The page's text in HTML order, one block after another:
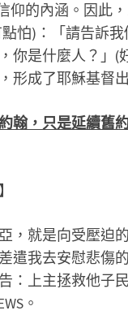
仰的內涵。因此
怕)：「請告訴
你是什麼人？」(
形成了耶穌基督
翰，只是延續舊
，就是向受壓迫
遣我去安慰悲傷
：上主拯救他子
。